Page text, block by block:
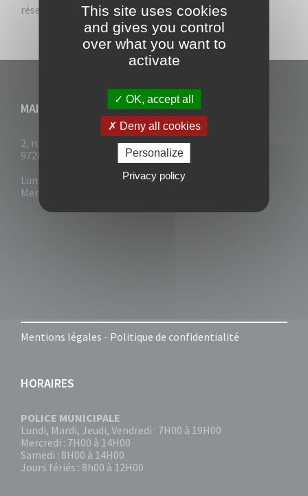
réservées aux particuliers
MAIRIE DU VAUCLIN
2, rue Collignon
97280 Le Vauclin
Lun - Mar : 7h30- 13h & 14h-17h
Mer-Jeu-Vend : 7h30 - 13h30
Mentions légales - Politique de confidentialité
HORAIRES
POLICE MUNICIPALE
Lundi, Mardi, Jeudi, Vendredi : 7H00 à 19H00
Mercredi : 7H00 à 14H00
Samedi : 8H00 à 14H00
Jours fériés : 8h00 à 12H00
This site uses cookies
and gives you control
over what you want to
activate
OK, accept all
Deny all cookies
Personalize
Privacy policy